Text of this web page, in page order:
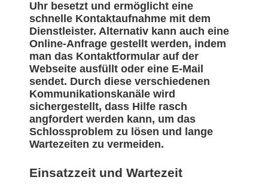
Uhr besetzt und ermöglicht eine
schnelle Kontaktaufnahme mit dem
Dienstleister. Alternativ kann auch eine
Online-Anfrage gestellt werden, indem
man das Kontaktformular auf der
Webseite ausfüllt oder eine E-Mail
sendet. Durch diese verschiedenen
Kommunikationskanäle wird
sichergestellt, dass Hilfe rasch
angfordert werden kann, um das
Schlossproblem zu lösen und lange
Wartezeiten zu vermeiden.
Einsatzzeit und Wartezeit